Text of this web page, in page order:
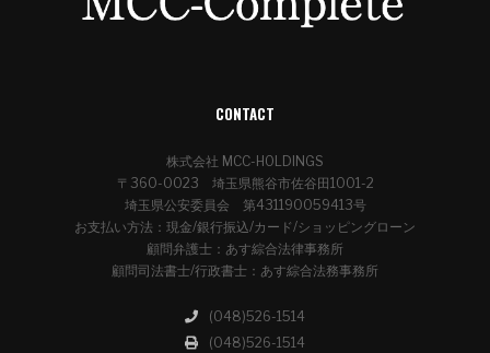
CONTACT
株式会社 MCC-HOLDINGS
〒360-0023 埼玉県熊谷市佐谷田1001-2
埼玉県公安委員会 第431190059413号
お支払い方法：現金/銀行振込/カード/ショッピングローン
顧問弁護士：あす綜合法律事務所
顧問司法書士/行政書士：あす綜合法務事務所
(048)526-1514
(048)526-1514